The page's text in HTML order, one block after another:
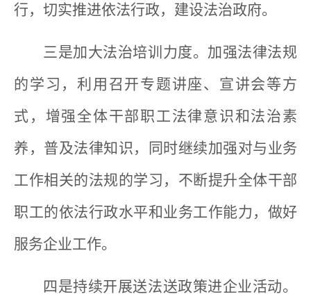
行，切实推进依法行政，建设法治政府。
三是加大法治培训力度。加强法律法规
的学习，利用召开专题讲座、宣讲会等方
式，增强全体干部职工法律意识和法治素
养，普及法律知识，同时继续加强对与业务
工作相关的法规的学习，不断提升全体干部
职工的依法行政水平和业务工作能力，做好
服务企业工作。
四是持续开展送法送政策进企业活动。